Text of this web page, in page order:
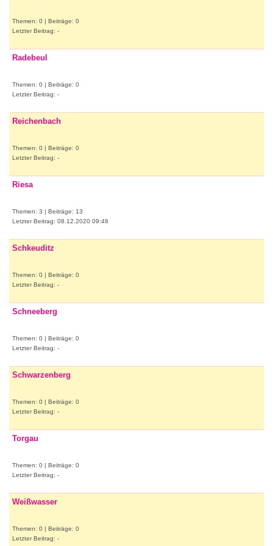
Themen: 0 | Beiträge: 0
Letzter Beitrag: -
Radebeul
Themen: 0 | Beiträge: 0
Letzter Beitrag: -
Reichenbach
Themen: 0 | Beiträge: 0
Letzter Beitrag: -
Riesa
Themen: 3 | Beiträge: 13
Letzter Beitrag: 08.12.2020 09:48
Schkeuditz
Themen: 0 | Beiträge: 0
Letzter Beitrag: -
Schneeberg
Themen: 0 | Beiträge: 0
Letzter Beitrag: -
Schwarzenberg
Themen: 0 | Beiträge: 0
Letzter Beitrag: -
Torgau
Themen: 0 | Beiträge: 0
Letzter Beitrag: -
Weißwasser
Themen: 0 | Beiträge: 0
Letzter Beitrag: -